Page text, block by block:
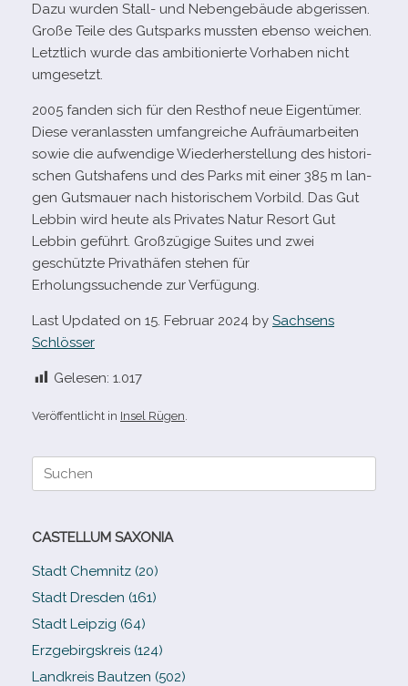
Dazu wur­den Stall- und Nebengebäude abge­ris­sen.
Große Teile des Gutsparks muss­ten ebenso wei­chen.
Letztlich wurde das ambi­tio­nierte Vorhaben nicht
umgesetzt.
2005 fan­den sich für den Resthof neue Eigentümer.
Diese ver­an­lass­ten umfang­rei­che Aufräumarbeiten
sowie die auf­wen­dige Wiederherstellung des his­to­ri­
schen Gutshafens und des Parks mit einer 385 m lan­
gen Gutsmauer nach his­to­ri­schem Vorbild. Das Gut
Lebbin wird heute als Privates Natur Resort Gut
Lebbin geführt. Großzügige Suites und zwei
geschützte Privathäfen ste­hen für
Erholungssuchende zur Verfügung.
Last Updated on 15. Februar 2024 by Sachsens
Schlösser
Gelesen: 1.017
Veröffentlicht in Insel Rügen
Suche
CASTELLUM SAXONIA
Stadt Chemnitz (20)
Stadt Dresden (161)
Stadt Leipzig (64)
Erzgebirgskreis (124)
Landkreis Bautzen (502)